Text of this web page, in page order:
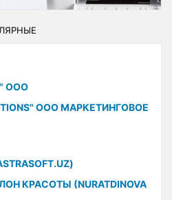
ООО
ООО МАРКЕТИНГОВОЕ
КРАСОТЫ (NURATDINOVA